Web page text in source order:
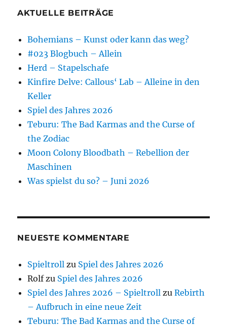
AKTUELLE BEITRÄGE
Bohemians – Kunst oder kann das weg?
#023 Blogbuch – Allein
Herd – Stapelschafe
Kinfire Delve: Callous‘ Lab – Alleine in den
Keller
Spiel des Jahres 2026
Teburu: The Bad Karmas and the Curse of
the Zodiac
Moon Colony Bloodbath – Rebellion der
Maschinen
Was spielst du so? – Juni 2026
NEUESTE KOMMENTARE
Spieltroll zu Spiel des Jahres 2026
Rolfzu Spiel des Jahres 2026
Spiel des Jahres 2026 – Spieltroll zuRebirth
– Aufbruch in eine neue Zeit
Teburu: The Bad Karmas and the Curse of